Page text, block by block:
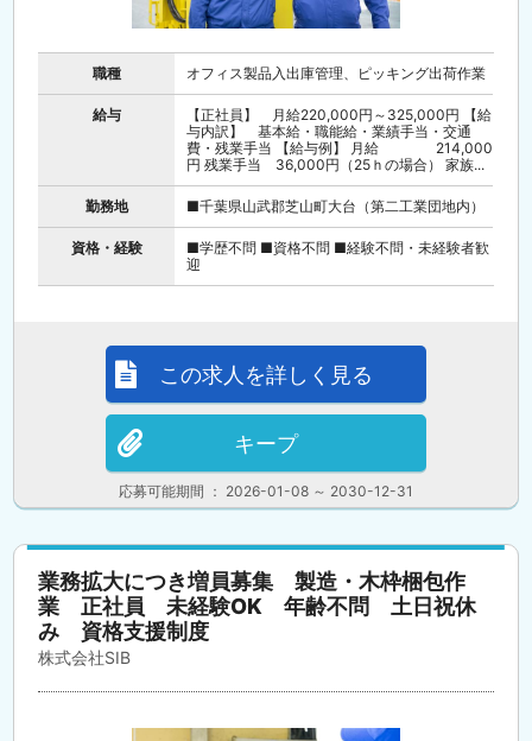
職種 オフィス製品入出庫管理、ピッキング出荷作業
給与
【正社員】 月給220,000円～325,000円 【給
与内訳】 基本給・職能給・業績手当・交通
費・残業手当 【給与例】 月給 214,000
円 残業手当 36,000円（25ｈの場合） 家族...
勤務地 ■千葉県山武郡芝山町大台（第二工業団地内）
資格・経験
■学歴不問 ■資格不問 ■経験不問・未経験者歓
迎
応募可能期間 ： 2026-01-08 ～ 2030-12-31
この求人を詳しく見る
キープ
業務拡大につき増員募集 製造・木枠梱包作
業 正社員 未経験OK 年齢不問 土日祝休
み 資格支援制度
株式会社SIB